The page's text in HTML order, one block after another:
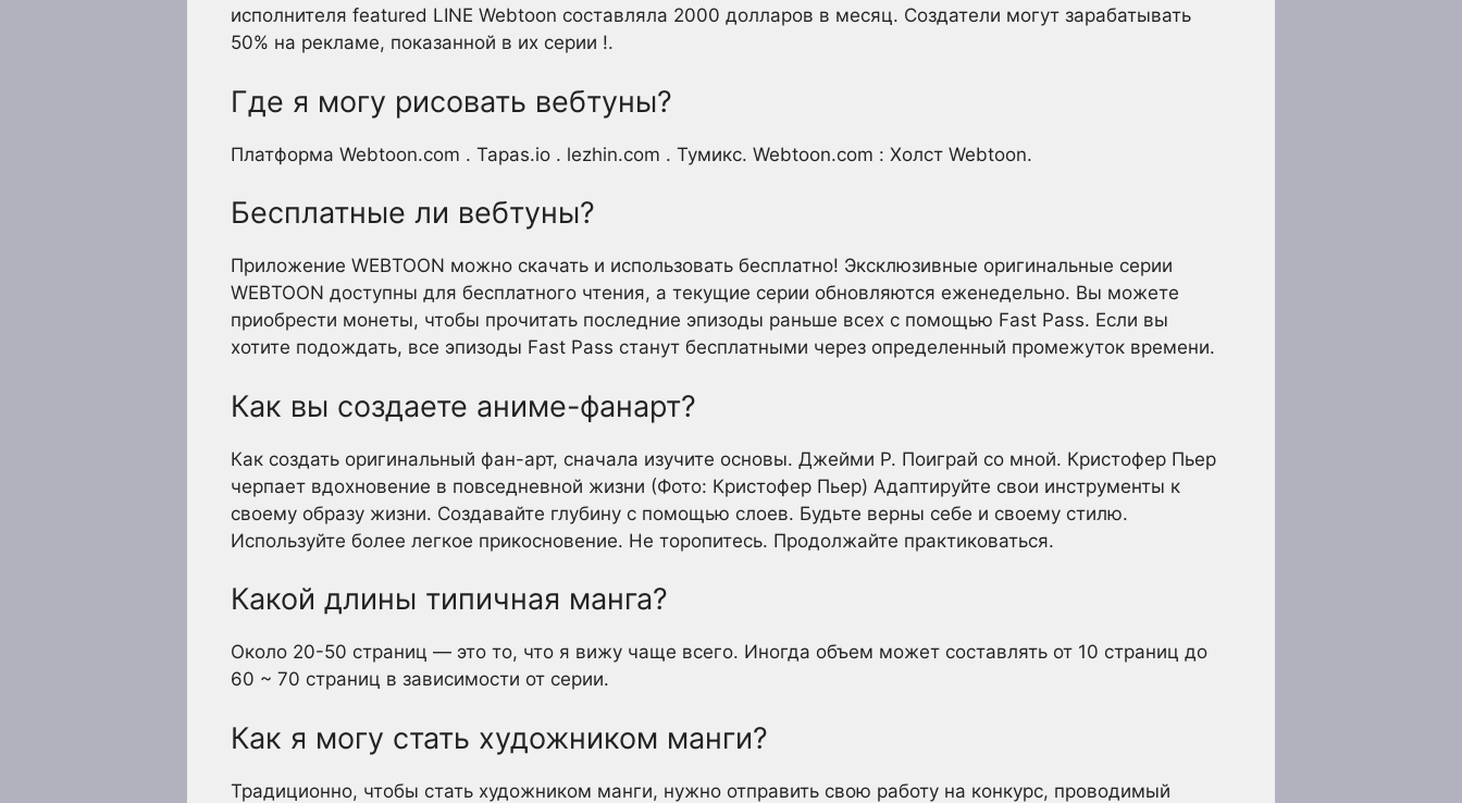
исполнителя featured LINE Webtoon составляла 2000 долларов в месяц. Создатели могут зарабатывать
50% на рекламе, показанной в их серии !.
Где я могу рисовать вебтуны?
Платформа Webtoon.com . Tapas.io . lezhin.com . Тумикс. Webtoon.com : Холст Webtoon.
Бесплатные ли вебтуны?
Приложение WEBTOON можно скачать и использовать бесплатно! Эксклюзивные оригинальные серии
WEBTOON доступны для бесплатного чтения, а текущие серии обновляются еженедельно. Вы можете
приобрести монеты, чтобы прочитать последние эпизоды раньше всех с помощью Fast Pass. Если вы
хотите подождать, все эпизоды Fast Pass станут бесплатными через определенный промежуток времени.
Как вы создаете аниме-фанарт?
Как создать оригинальный фан-арт, сначала изучите основы. Джейми Р. Поиграй со мной. Кристофер Пьер
черпает вдохновение в повседневной жизни (Фото: Кристофер Пьер) Адаптируйте свои инструменты к
своему образу жизни. Создавайте глубину с помощью слоев. Будьте верны себе и своему стилю.
Используйте более легкое прикосновение. Не торопитесь. Продолжайте практиковаться.
Какой длины типичная манга?
Около 20-50 страниц — это то, что я вижу чаще всего. Иногда объем может составлять от 10 страниц до
60 ~ 70 страниц в зависимости от серии.
Как я могу стать художником манги?
Традиционно, чтобы стать художником манги, нужно отправить свою работу на конкурс, проводимый